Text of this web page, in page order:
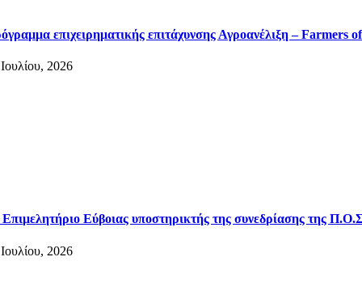
επιχειρηματικής επιτάχυνσης Αγροανέλιξη – Farmers
2026
Εύβοιας υποστηρικτής της συνεδρίασης της
2026